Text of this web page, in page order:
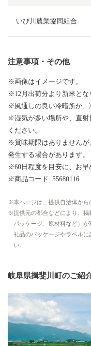
いび川農業協同組合
注意事項・その他
※画像はイメージです。
※12月出荷分より新米とな
※風通しの良い冷暗所か、
※湿気が多い場所や、直射
ください。
※賞味期限はありませんが
発生する場合があります。
※60日程度を目安に、お早
※商品コード: 55680116
本ページは、提供自治体から
提供元の都合などにより、掲
パッケージ、原材料など）
礼品のパッケージやラベル
い。
岐阜県揖斐川町のご紹